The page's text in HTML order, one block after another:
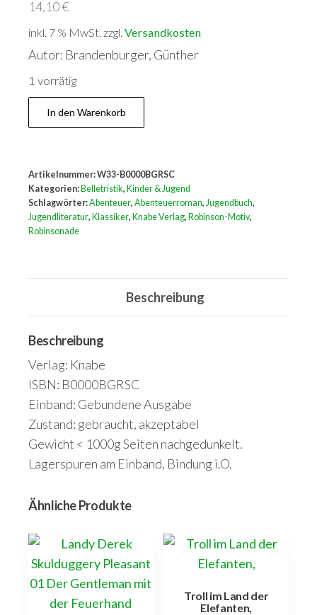
14,10€
inkl. 7 % MwSt. zzgl. Versandkosten
Autor: Brandenburger, Günther
1 vorrätig
Halbinsel
Menge
In den Warenkorb
Artikelnummer:W33-B0000BGRSC
Kategorien: Belletristik, Kinder & Jugend
Schlagwörter:Abenteuer, Abenteuerroman, Jugendbuch,
Jugendliteratur, Klassiker, Knabe Verlag, Robinson-Motiv,
Robinsonade
Beschreibung
Beschreibung
Verlag: Knabe
ISBN: B0000BGRSC
Einband: Gebundene Ausgabe
Zustand: gebraucht, akzeptabel
Gewicht < 1000g Seiten nachgedunkelt.
Lagerspuren am Einband, Bindung i.O.
Ähnliche Produkte
Troll im Land der
Elefanten,